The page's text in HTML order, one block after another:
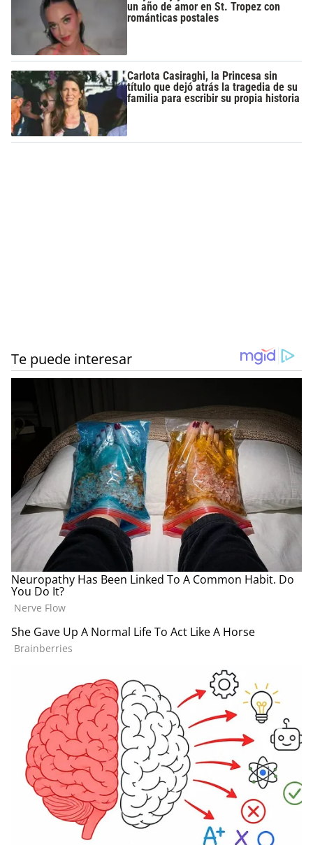
un año de amor en St. Tropez con
románticas postales
Carlota Casiraghi, la Princesa sin
título que dejó atrás la tragedia de su
familia para escribir su propia historia